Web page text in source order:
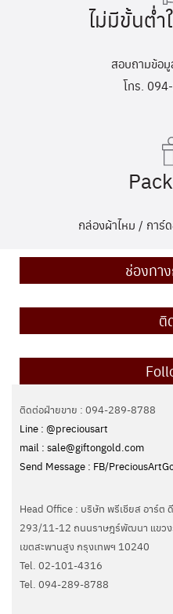
ไม่มีขั้นต่ำ
สอบถามข้อ
โทร.
กล่องผ้าไหม / การ์
ช่องทา
ติ
ติดต่อฝ่ายขาย : 094-289-8788
Line : @preciousart
mail : sale@giftongold.com
Send Message : FB/
Head Office : บริษัท พรีเชียส อาร์ต
293/11-12 ถนนราษฎร์พัฒนา แขว
เขตสะพานสูง กรุงเทพฯ 10240
Tel. 02-101-4316
Tel. ‭094-289-8788‬